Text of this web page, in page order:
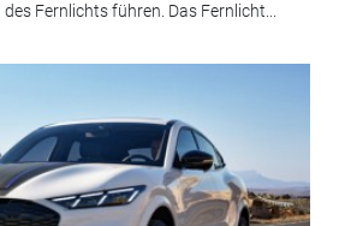
Fernlichts führen. Das Fernlicht...